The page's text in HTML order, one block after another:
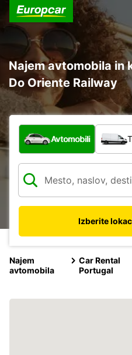
Najem avtomobila in
Do Oriente Railway
Katera vrsta vozila?
Avtomobili
Izberite
Najem
avtomobila
Car Rental
Portugal